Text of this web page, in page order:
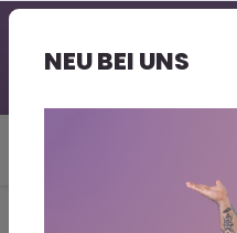
Ort | Großer
NEU BEI UNS